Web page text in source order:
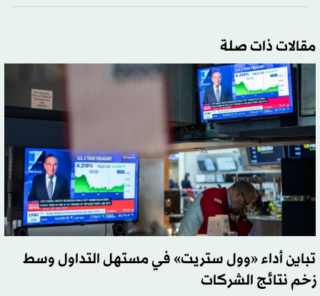
مقالات ذات صلة
تباين أداء «وول ستريت» في مستهل التداول وسط
زخم نتائج الشركات